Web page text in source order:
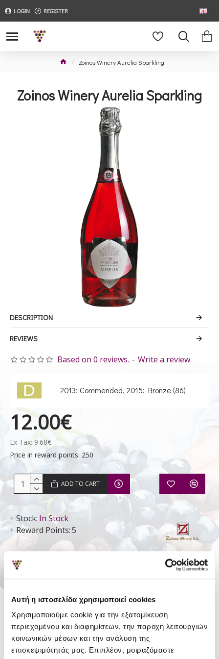
Αυτή η ιστοσελίδα χρησιμοποιεί cookies
Χρησιμοποιούμε cookie για την εξατομίκευση
περιεχομένου και διαφημίσεων, την παροχή λειτουργιών
κοινωνικών μέσων και την ανάλυση της
επισκεψιμότητάς μας. Επιπλέον, μοιραζόμαστε
LOGIN REGISTER
Zoinos Winery Aurelia Sparkling
Zoinos Winery Aurelia Sparkling
DESCRIPTION
REVIEWS
Stock: In Stock
Reward Points:5
Zoinos Winery
Based on 0 reviews. - Write a review
2013: Commended, 2015: Bronze (86)
12.00€
Ex Tax: 9.68€
Price in reward points: 250
ADD TO CART
DETAILS
Sparkling Extra dry
Type
P.G.I. Iperus